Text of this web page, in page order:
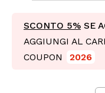
SCONTO 5% SE
AGGIUNGI AL
COUPON
2026